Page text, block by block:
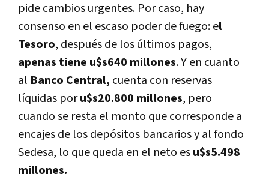
pide cambios urgentes. Por caso, hay
consenso en el escaso poder de fuego: el
Tesoro, después de los últimos pagos,
apenas tiene u$s640 millones. Y en cuanto
al Banco Central, cuenta con reservas
líquidas poru$s20.800 millones, pero
cuando se resta el monto que corresponde a
encajes de los depósitos bancarios y al fondo
Sedesa, lo que queda en el neto esu$s5.498
millones.